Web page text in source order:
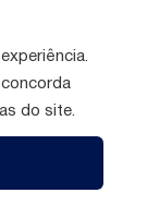
© 2026 Afilio
concorda
do site.